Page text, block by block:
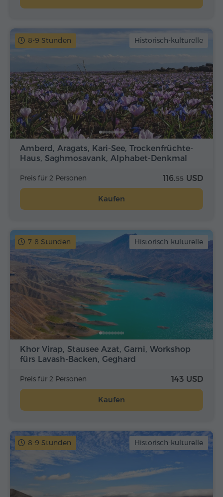
8-9 Stunden Historisch-kulturelle
Amberd, Aragats, Kari-See, Trockenfrüchte-
Haus, Saghmosavank, Alphabet-Denkmal
Preis für 2 Personen 116.55 USD
Kaufen
7-8 Stunden Historisch-kulturelle
Khor Virap, Stausee Azat, Garni, Workshop
fürs Lavash-Backen, Geghard
Preis für 2 Personen 143 USD
Kaufen
8-9 Stunden Historisch-kulturelle